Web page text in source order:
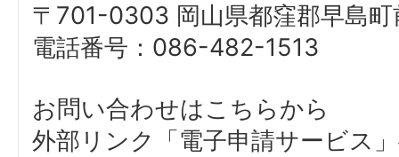
〒701-0303 岡山県都窪郡早島
電話番号：086-482-1513
お問い合わせはこちらから
外部リンク「電子申請サービス